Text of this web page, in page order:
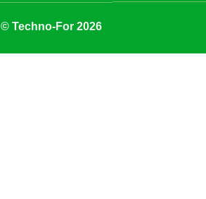
© Techno-For 2026